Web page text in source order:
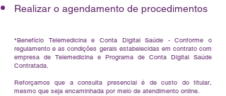
Realizar o agendamento de procedimentos
*Benefício Telemedicina e Conta Digital Saúde - Conforme o
regulamento e as condições gerais estabelecidas em contrato com
empresa de Telemedicina e Programa de Conta Digital Saúde
Contratada.
Reforçamos que a consulta presencial é de custo do titular,
mesmo que seja encaminhada por meio de atendimento online.